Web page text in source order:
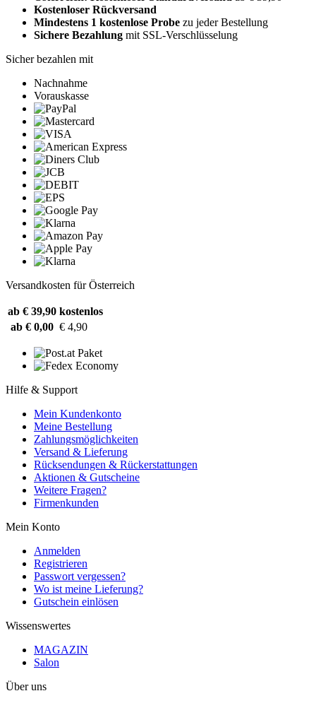
Kostenloser Rückversand
Mindestens 1 kostenlose Probe zu jeder Bestellung
Sichere Bezahlung mit SSL-Verschlüsselung
Sicher bezahlen mit
Nachnahme
Vorauskasse
Versandkosten für Österreich
ab € 39,90 kostenlos
ab € 0,00 € 4,90
Hilfe & Support
Mein Kundenkonto
Meine Bestellung
Zahlungsmöglichkeiten
Versand & Lieferung
Rücksendungen & Rückerstattungen
Aktionen & Gutscheine
Weitere Fragen?
Firmenkunden
Mein Konto
Anmelden
Registrieren
Passwort vergessen?
Wo ist meine Lieferung?
Gutschein einlösen
Wissenswertes
MAGAZIN
Salon
Über uns